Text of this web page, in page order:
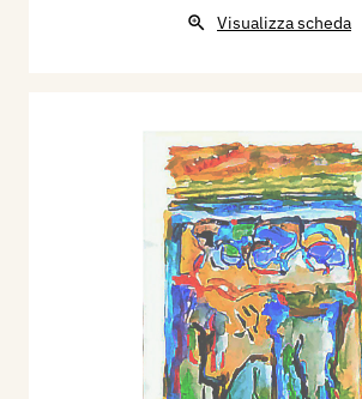
Visualizza scheda